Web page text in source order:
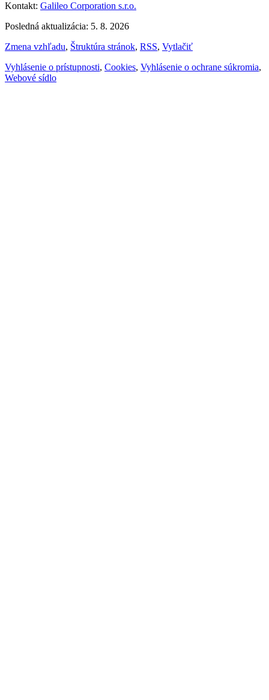
Kontakt: Galileo Corporation s.r.o.
Posledná aktualizácia: 5. 8. 2026
Zmena vzhľadu, Štruktúra stránok, RSS, Vytlačiť
Vyhlásenie o prístupnosti, Cookies, Vyhlásenie o ochrane súkromia,
Webové sídlo